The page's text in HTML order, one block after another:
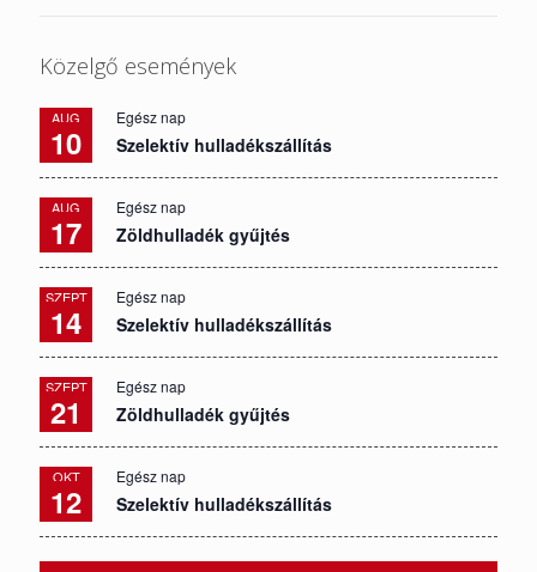
Közelgő események
AUG
10
Egész nap
Szelektív hulladékszállítás
AUG
17
Egész nap
Zöldhulladék gyűjtés
SZEPT
14
Egész nap
Szelektív hulladékszállítás
SZEPT
21
Egész nap
Zöldhulladék gyűjtés
OKT
12
Egész nap
Szelektív hulladékszállítás